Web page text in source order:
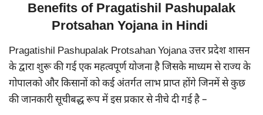
Benefits of Pragatishil Pashupalak
Protsahan Yojana in Hindi
Pragatishil Pashupalak Protsahan Yojana उत्तर प्रदेश शासन
के द्वारा शुरू की गई एक महत्वपूर्ण योजना है जिसके माध्यम से राज्य के
गोपालको और किसानों को कई अंतर्गत लाभ प्राप्त होंगे जिनमें से कुछ
की जानकारी सूचीबद्ध रूप में इस प्रकार से नीचे दी गई है –